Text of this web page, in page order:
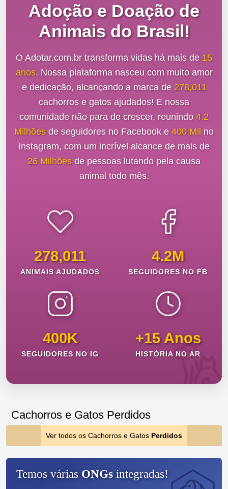
Adoção e Doação de
Animais do Brasil!
O Adotar.com.br transforma vidas há mais de 15
anos. Nossa plataforma nasceu com muito amor
e dedicação, alcançando a marca de 278,011
cachorros e gatos ajudados! E nossa
comunidade não para de crescer, reunindo 4.2
Milhõesde seguidores no Facebook e 400 Mil no
Instagram, com um incrível alcance de mais de
26 Milhõesde pessoas lutando pela causa
animal todo mês.
278,011
ANIMAIS AJUDADOS
4.2M
SEGUIDORES NO FB
400K
SEGUIDORES NO IG
+15 Anos
HISTÓRIA NO AR
Cachorros e Gatos Perdidos
Ver todos os Cachorros e Gatos Perdidos
Temos várias ONGs integradas!